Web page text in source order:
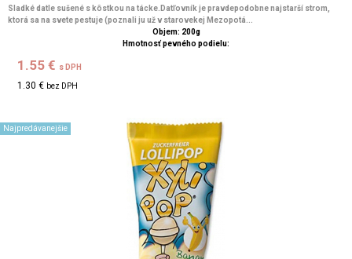
Sladké datle sušené s kôstkou na tácke.Datľovník je pravdepodobne najstarší strom,
ktorá sa na svete pestuje (poznali ju už v starovekej Mezopotá...
Objem: 200g
Hmotnosť pevného podielu:
1.55 € s DPH
1.30 € bez DPH
Najpredávanejšie